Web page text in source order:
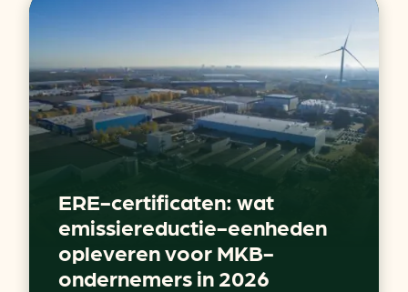
ERE-certificaten: wat
emissiereductie-eenheden
opleveren voor MKB-
ondernemers in 2026